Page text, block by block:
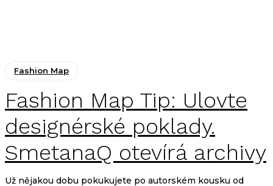
Fashion Map
Fashion Map Tip: Ulovte
designérské poklady.
SmetanaQ otevírá archivy
Už nějakou dobu pokukujete po autorském kousku od